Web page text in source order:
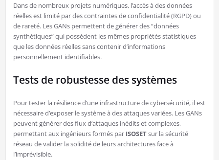
Dans de nombreux projets numériques, l’accès à des données
réelles est limité par des contraintes de confidentialité (RGPD) ou
de rareté. Les GANs permettent de générer des “données
synthétiques” qui possèdent les mêmes propriétés statistiques
que les données réelles sans contenir d’informations
personnellement identifiables.
Tests de robustesse des systèmes
Pour tester la résilience d’une infrastructure de cybersécurité, il est
nécessaire d’exposer le système à des attaques variées. Les GANs
peuvent générer des flux d’attaques inédits et complexes,
permettant aux ingénieurs formés par ISOSETsur la sécurité
réseau de valider la solidité de leurs architectures face à
l’imprévisible.